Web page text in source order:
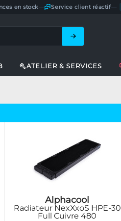
en stock Service client réactif—
ATELIER & SERVICES
Alphacool
Radiateur NexXxoS HPE-30
Full Cuivre 480